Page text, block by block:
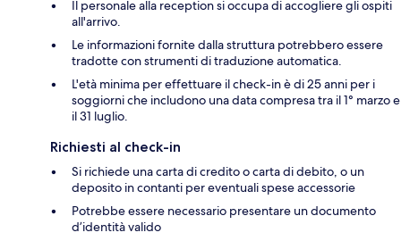
Il personale alla reception si occupa di accogliere gli ospiti
all'arrivo.
Le informazioni fornite dalla struttura potrebbero essere
tradotte con strumenti di traduzione automatica.
L'età minima per effettuare il check-in è di 25 anni per i
soggiorni che includono una data compresa tra il 1° marzo e
il 31 luglio.
Richiesti al check-in
Si richiede una carta di credito o carta di debito, o un
deposito in contanti per eventuali spese accessorie
Potrebbe essere necessario presentare un documento
d’identità valido